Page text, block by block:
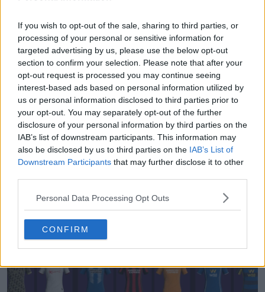
If you wish to opt-out of the sale, sharing to third parties, or
processing of your personal or sensitive information for
targeted advertising by us, please use the below opt-out
section to confirm your selection. Please note that after your
opt-out request is processed you may continue seeing
interest-based ads based on personal information utilized by
us or personal information disclosed to third parties prior to
your opt-out. You may separately opt-out of the further
disclosure of your personal information by third parties on the
IAB’s list of downstream participants. This information may
also be disclosed by us to third parties on the IAB’s List of
Downstream Participants that may further disclose it to other
Personal Data Processing Opt Outs
CONFIRM
Prodotto da Umbro. Qual è il tuo giudizio sulla prima
maglia dello Sport Club do Recife? Commenta qui sotto.
Mostra commenti
Brasileirão Maglie Sport Recife
Umbro
Condividi